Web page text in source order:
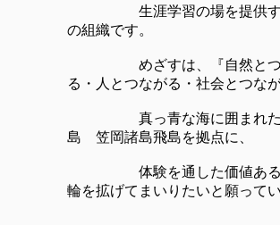
生涯学習の場を提供す
の組織です。
めざすは、『自然とつ
る・人とつながる・社会とつなが
真っ青な海に囲まれた
島 笠岡諸島飛島を拠点に、
体験を通した価値ある
輪を拡げてまいりたいと願ってい